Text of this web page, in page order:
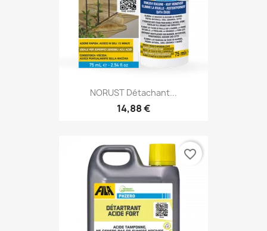
NORUST Détachant...
14,88 €
favorite_border